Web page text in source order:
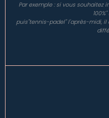
Par exemple : si vous souhaitez
puis"tennis-padel" l'après-midi,